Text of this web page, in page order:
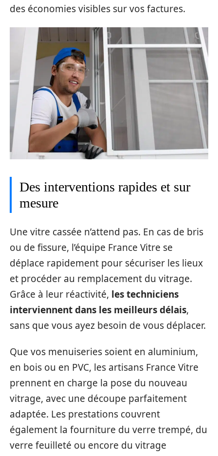
des économies visibles sur vos factures.
Des interventions rapides et sur
mesure
Une vitre cassée n’attend pas. En cas de bris
ou de fissure, l’équipe France Vitre se
déplace rapidement pour sécuriser les lieux
et procéder au remplacement du vitrage.
Grâce à leur réactivité, les techniciens
interviennent dans les meilleurs délais,
sans que vous ayez besoin de vous déplacer.
Que vos menuiseries soient en aluminium,
en bois ou en PVC, les artisans France Vitre
prennent en charge la pose du nouveau
vitrage, avec une découpe parfaitement
adaptée. Les prestations couvrent
également la fourniture du verre trempé, du
verre feuilleté ou encore du vitrage